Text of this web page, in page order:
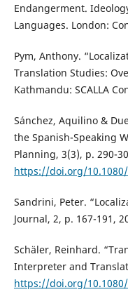
Endangerment.
Languages. London:
Pym, Anthony.
Translation Studies:
Kathmandu: SCALLA
Sánchez, Aquilino &
the Spanish-Speaking
Planning, 3(3), p. 290-
https://doi.org/10.1080/
Sandrini, Peter.
Journal, 2, p. 167-191,
Schäler, Reinhard.
Interpreter and
https://doi.org/10.1080/